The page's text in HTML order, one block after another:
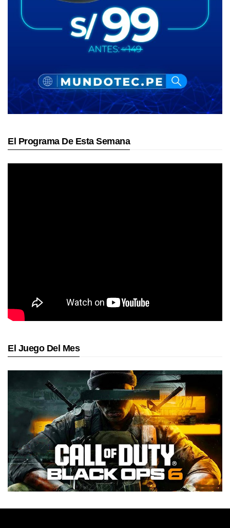
El Programa De Esta Semana
El Juego Del Mes